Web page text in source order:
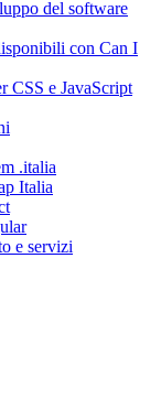
del software
con Can I
CSS e JavaScript
.italia
Italia
e servizi